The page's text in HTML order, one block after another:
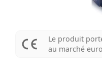
Le produit
au marché